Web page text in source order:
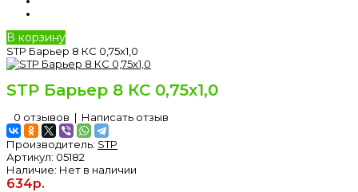
В корзину
STP Барьер 8 КС 0,75х1,0
STP Барьер 8 КС 0,75х1,0
0 отзывов | Написать отзыв
Производитель: STP
Артикул: 05182
Наличие: Нет в наличии
634р.